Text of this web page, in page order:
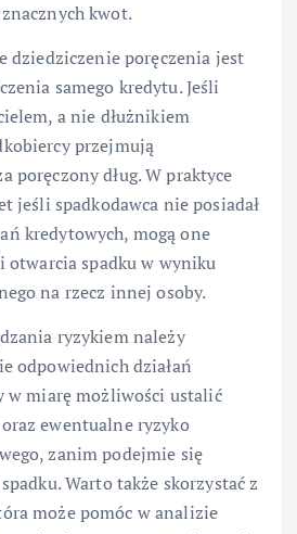
kwot.
dziedziczenie poręczenia jest
samego kredytu. Jeśli
a nie dłużnikiem
przejmują
poręczony dług. W praktyce
jeśli spadkodawca nie posiadał
kredytowych, mogą one
otwarcia spadku w wyniku
na rzecz innej osoby.
ryzykiem należy
odpowiednich działań
w miarę możliwości ustalić
ewentualne ryzyko
zanim podejmie się
Warto także skorzystać z
może pomóc w analizie